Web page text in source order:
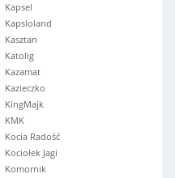
Kapsel
Kapsloland
Kasztan
Katolig
Kazamat
Kazieczko
KingMajk
KMK
Kocia Radość
Kociołek Jagi
Komornik